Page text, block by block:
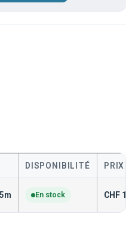
DISPONIBILITÉ PRIX
En stock CHF